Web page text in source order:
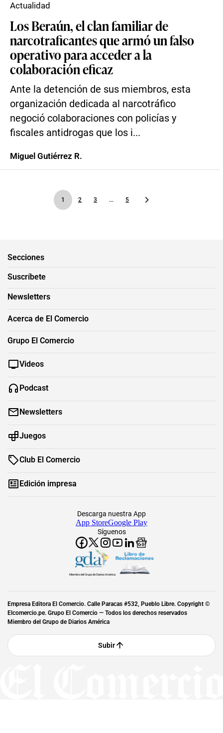
Los Beraún, el clan familiar de
narcotraficantes que armó un falso
operativo para acceder a la
colaboración eficaz
Ante la detención de sus miembros, esta
organización dedicada al narcotráfico
negoció colaboraciones con policías y
fiscales antidrogas que los i...
Actualidad
Miguel Gutiérrez R.
1 2 3 ... 5
Secciones
Suscríbete
Newsletters
Acerca de El Comercio
Grupo El Comercio
Videos
Podcast
Newsletters
Juegos
Club El Comercio
Edición impresa
Síguenos
Descarga nuestra App
App StoreGoogle Play
Miembro del Grupo de Diarios América
Empresa Editora El Comercio. Calle Paracas #532, Pueblo Libre. Copyright ©
Elcomercio.pe. Grupo El Comercio — Todos los derechos reservados
Miembro del Grupo de Diarios América
Subir